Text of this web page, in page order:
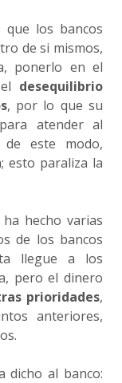
los bancos
de si mismos,
ponerlo en el
desequilibrio
, por lo que su
atender al
este modo,
esto paraliza la
hecho varias
de los bancos
llegue a los
pero el dinero
prioridades,
anteriores,
dicho al banco: